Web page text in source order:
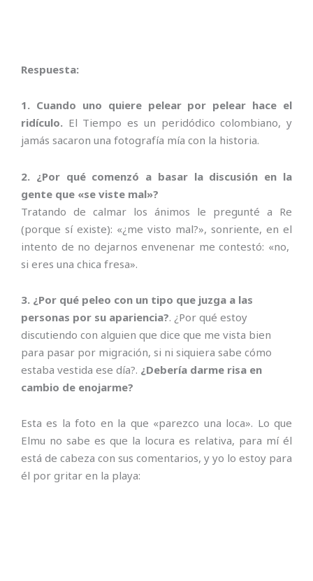
Respuesta:
1. Cuando uno quiere pelear por pelear hace el
ridículo. El Tiempo es un peridódico colombiano, y
jamás sacaron una fotografía mía con la historia.
2. ¿Por qué comenzó a basar la discusión en la
gente que «se viste mal»?
Tratando de calmar los ánimos le pregunté a Re
(porque sí existe): «¿me visto mal?», sonriente, en el
intento de no dejarnos envenenar me contestó: «no,
si eres una chica fresa».
3. ¿Por qué peleo con un tipo que juzga a las
personas por su apariencia?. ¿Por qué estoy
discutiendo con alguien que dice que me vista bien
para pasar por migración, si ni siquiera sabe cómo
estaba vestida ese día?. ¿Debería darme risa en
cambio de enojarme?
Esta es la foto en la que «parezco una loca». Lo que
Elmu no sabe es que la locura es relativa, para mí él
está de cabeza con sus comentarios, y yo lo estoy para
él por gritar en la playa: